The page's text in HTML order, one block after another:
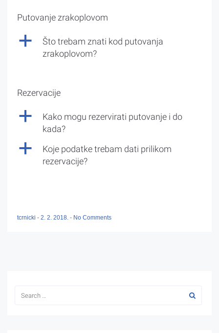
Putovanje zrakoplovom
a
Što trebam znati kod putovanja
zrakoplovom?
Rezervacije
a
Kako mogu rezervirati putovanje i do
kada?
a
Koje podatke trebam dati prilikom
rezervacije?
tcrnicki - 2. 2. 2018. - No Comments